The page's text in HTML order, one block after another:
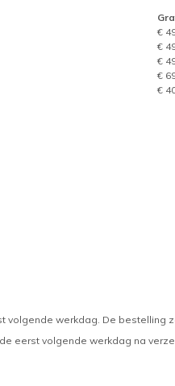
€
€
€
€
€
werkdag. De bestelling
eerst volgende werkdag na